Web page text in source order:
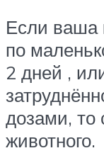
Если ваша
по
2 дней ,
дозами, то
животного.